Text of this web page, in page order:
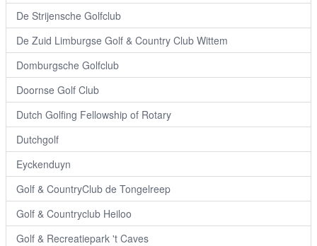
De Strijensche Golfclub
De Zuid Limburgse Golf & Country Club Wittem
Domburgsche Golfclub
Doornse Golf Club
Dutch Golfing Fellowship of Rotary
Dutchgolf
Eyckenduyn
Golf & CountryClub de Tongelreep
Golf & Countryclub Heiloo
Golf & Recreatiepark 't Caves